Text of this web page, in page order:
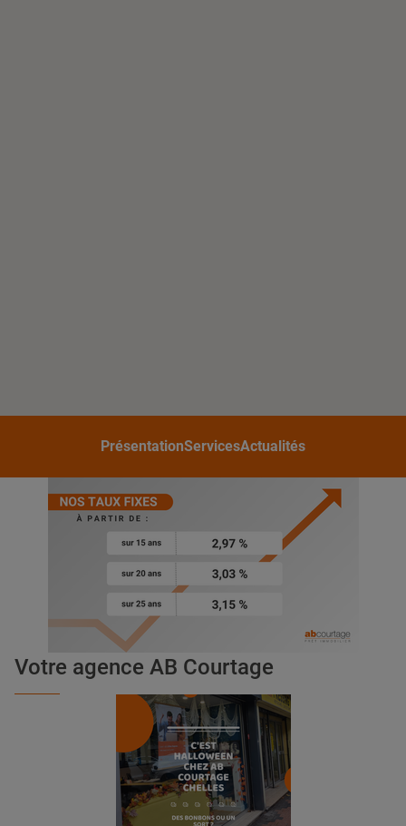
PrésentationServicesActualités
Votre agence AB Courtage